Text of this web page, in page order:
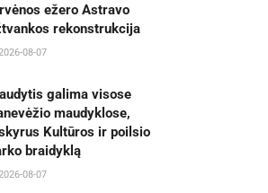
ežero Astravo
rekonstrukcija
08-07
galima visose
maudyklose,
Kultūros ir poilsio
braidyklą
08-07